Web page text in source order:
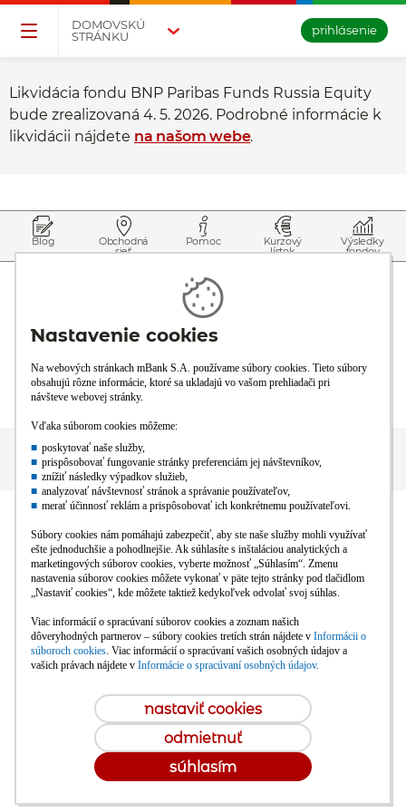
DOMOVSKÚ
STRÁNKU
prihlásenie
Likvidácia fondu BNP Paribas Funds Russia Equity
bude zrealizovaná 4. 5. 2026. Podrobné informácie k
likvidácii nájdete na našom webe.
Prejsť na začiatok stránky
Preskočiť na začiatok obsahu
Blog Obchodná
sieť
Pomoc Kurzový
lístok
Výsledky
fondov
Bezkontaktné platby
Dokumenty
Kalkulačky
© mBank S.A. /